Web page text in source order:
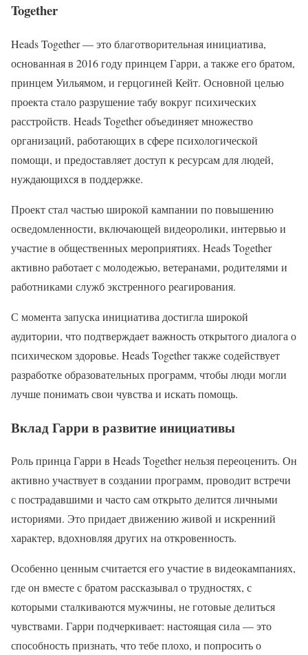
Together
Heads Together — это благотворительная инициатива,
основанная в 2016 году принцем Гарри, а также его братом,
принцем Уильямом, и герцогиней Кейт. Основной целью
проекта стало разрушение табу вокруг психических
расстройств. Heads Together объединяет множество
организаций, работающих в сфере психологической
помощи, и предоставляет доступ к ресурсам для людей,
нуждающихся в поддержке.
Проект стал частью широкой кампании по повышению
осведомленности, включающей видеоролики, интервью и
участие в общественных мероприятиях. Heads Together
активно работает с молодежью, ветеранами, родителями и
работниками служб экстренного реагирования.
С момента запуска инициатива достигла широкой
аудитории, что подтверждает важность открытого диалога о
психическом здоровье. Heads Together также содействует
разработке образовательных программ, чтобы люди могли
лучше понимать свои чувства и искать помощь.
Вклад Гарри в развитие инициативы
Роль принца Гарри в Heads Together нельзя переоценить. Он
активно участвует в создании программ, проводит встречи
с пострадавшими и часто сам открыто делится личными
историями. Это придает движению живой и искренний
характер, вдохновляя других на откровенность.
Особенно ценным считается его участие в видеокампаниях,
где он вместе с братом рассказывал о трудностях, с
которыми сталкиваются мужчины, не готовые делиться
чувствами. Гарри подчеркивает: настоящая сила — это
способность признать, что тебе плохо, и попросить о